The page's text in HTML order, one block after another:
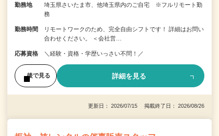
勤務地
埼玉県さいたま市、他埼玉県内のご自宅 ※フルリモート勤
務
勤務時間
リモートワークのため、完全自由シフトです！ 詳細はお問い
合わせください。 ＜会社営…
応募資格 ＼経験・資格・学歴いっさい不問！／
後で見る 詳細を見る
更新日： 2026/07/15 掲載終了日： 2026/08/26